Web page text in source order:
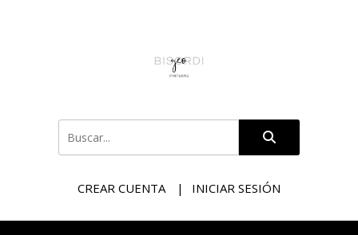
CREAR CUENTA INICIAR SESIÓN